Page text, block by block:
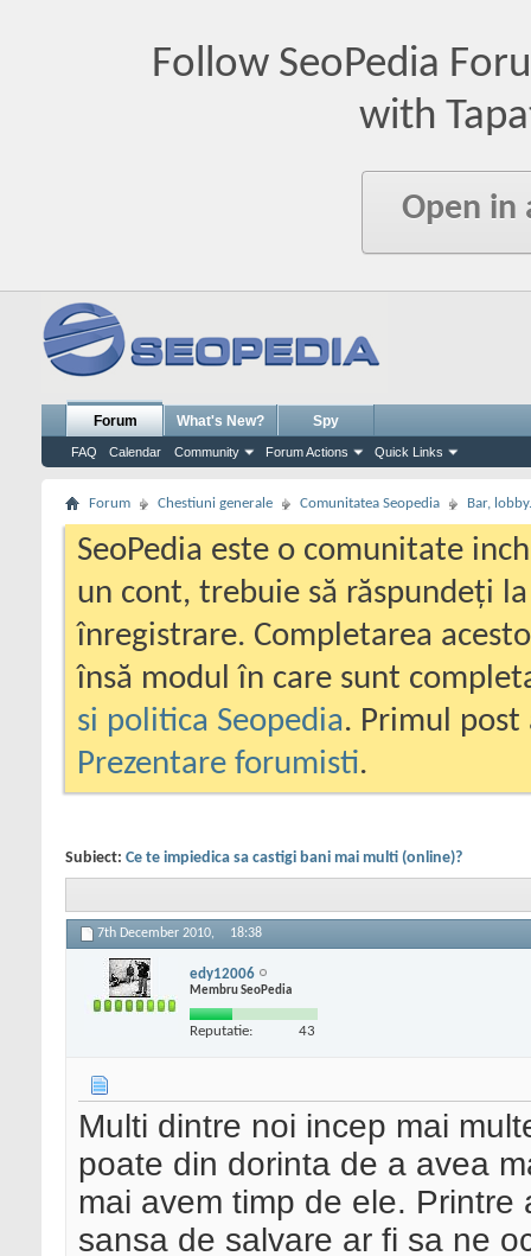
Follow SeoPedia
with
Open in
Forum
FAQ Calendar Community Forum Actions Quick Links
What's New? Spy
Forum Chestiuni generale Comunitatea Seopedia Bar,
SeoPedia este o comunitate
un cont, trebuie să răspundeți
înregistrare. Completarea
însă modul în care sunt
si politica Seopedia. Primul
Prezentare forumisti.
Subiect: Ce te impiedica sa castigi bani mai multi (online)?
7th December 2010, 18:38
edy12006
Membru SeoPedia
Reputatie: 43
Multi dintre noi incep mai
poate din dorinta de a avea
mai avem timp de ele.
sansa de salvare ar fi sa ne